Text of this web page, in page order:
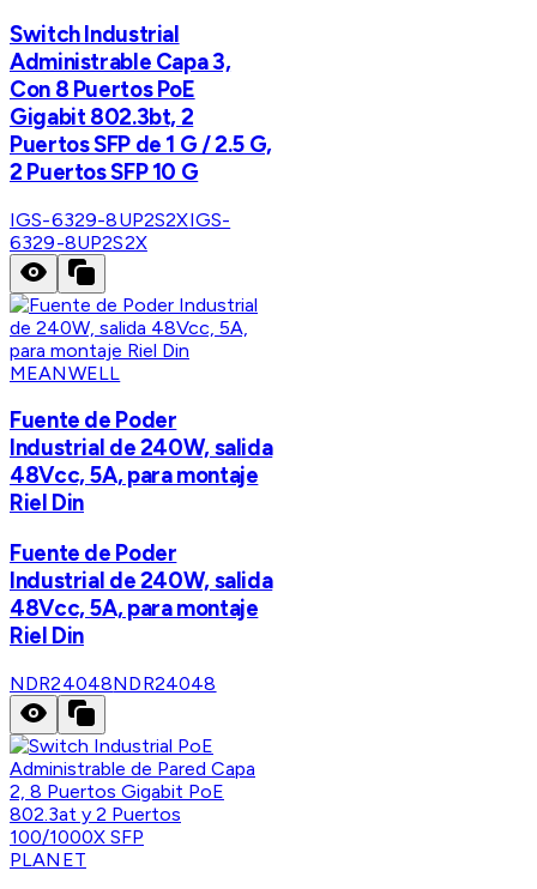
Switch Industrial
Administrable Capa 3,
Con 8 Puertos PoE
Gigabit 802.3bt, 2
Puertos SFP de 1 G / 2.5 G,
2 Puertos SFP 10 G
IGS-6329-8UP2S2XIGS-
6329-8UP2S2X
MEANWELL
Fuente de Poder
Industrial de 240W, salida
48Vcc, 5A, para montaje
Riel Din
Fuente de Poder
Industrial de 240W, salida
48Vcc, 5A, para montaje
Riel Din
NDR24048NDR24048
PLANET